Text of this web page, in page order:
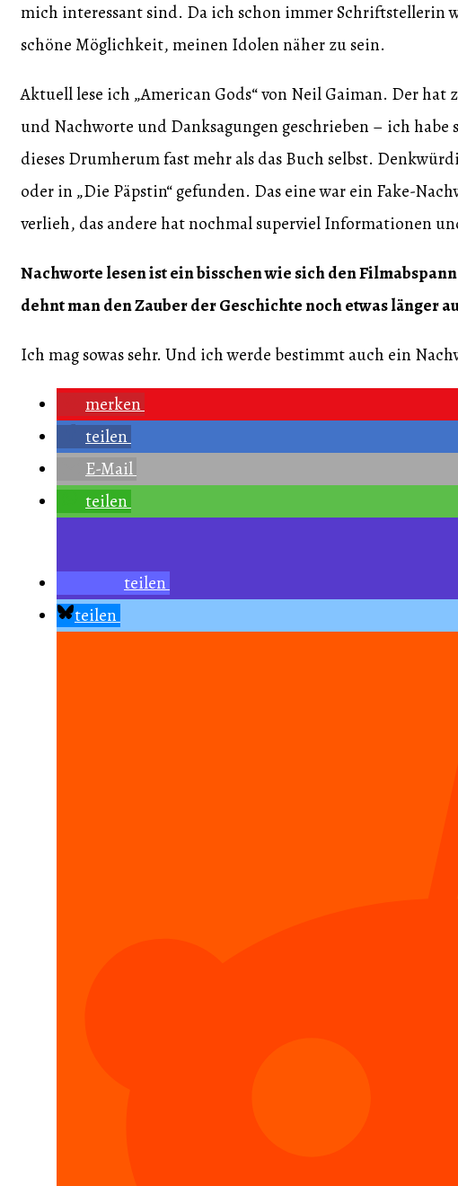
mich interessant sind. Da ich schon immer Schriftstellerin
schöne Möglichkeit, meinen Idolen näher zu sein.
Aktuell lese ich „American Gods“ von Neil Gaiman. Der
und Nachworte und Danksagungen geschrieben – ich
dieses Drumherum fast mehr als das Buch selbst.
oder in „Die Päpstin“ gefunden. Das eine war ein Fake-
verlieh, das andere hat nochmal superviel Informationen
Nachworte lesen ist ein bisschen wie sich den
dehnt man den Zauber der Geschichte noch etwas länger
Ich mag sowas sehr. Und ich werde bestimmt auch ein
merken
teilen
E-Mail
teilen
teilen
teilen